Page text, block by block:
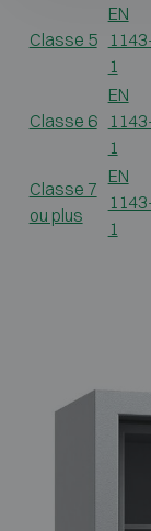
Classe 5
EN
1
Classe 6
EN
1
Classe 7
ou plus
EN
1